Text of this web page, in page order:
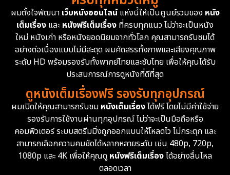
ผมตั้งใจพัฒนา เว็บหนังออนไลน์แห่งนี้ให้เป็นศูนย์รวมของ หนัง
เต็มเรื่อง และหนังฟรีเต็มเรื่อง ที่ครบทุกแนว ไม่ว่าจะเป็นหนัง
ใหม่ หนังเก่า หรือหนังยอดนิยมจากทั่วโลก คุณสามารถรับชมได้
อย่างต่อเนื่องแบบไม่มีสะดุด ผมคัดสรรทั้งภาพและเสียงคุณภาพ
ระดับ HD พร้อมรองรับทั้งพากย์ไทยและซับไทย เพื่อให้คุณได้รับ
ประสบการณ์การดูหนังที่ดีที่สุด
ดูหนังเต็มเรื่องฟรี รองรับทุกอุปกรณ์
ผมเปิดให้คุณสามารถรับชม หนังเต็มเรื่องได้ฟรี โดยไม่มีค่าใช้จ่าย
รองรับการใช้งานผ่านทุกอุปกรณ์ ไม่ว่าจะเป็นมือถือหรือ
คอมพิวเตอร์ ระบบสตรีมมิ่งถูกออกแบบให้โหลดไว ไม่กระตุก และ
สามารถเลือกความคมชัดได้หลากหลายระดับ เช่น 480p, 720p,
1080p และ 4K เพื่อให้คุณดูหนังฟรีเต็มเรื่องได้อย่างลื่นไหล
ตลอดเวลา